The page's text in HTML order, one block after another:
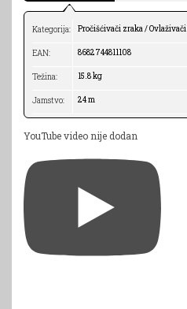
Kategorija: Pročišćivači zraka / Ovlaživači
EAN: 8682744811108
Težina: 15.8 kg
Jamstvo: 24 m
YouTube video nije dodan